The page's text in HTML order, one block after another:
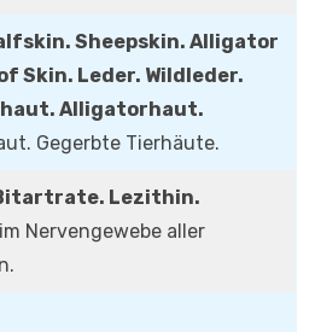
Sheepskin. Alligator
Skin. Leder. Wildleder.
Alligatorhaut.
Gegerbte Tierhäute.
Lezithin.
Nervengewebe aller